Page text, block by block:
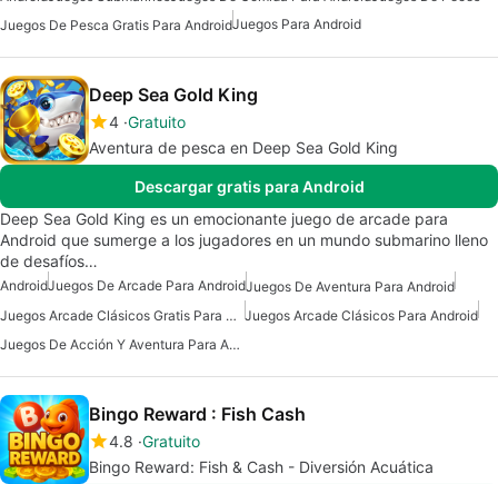
Juegos De Pesca Gratis Para AndroidJuegos Para Android
Deep Sea Gold King
4 Gratuito
Aventura de pesca en Deep Sea Gold King
Descargar gratis para Android
Deep Sea Gold King es un emocionante juego de arcade para
Android que sumerge a los jugadores en un mundo submarino lleno
de desafíos…
AndroidJuegos De Arcade Para AndroidJuegos De Aventura Para Android
Juegos Arcade Clásicos Gratis Para Android Juegos Arcade Clásicos Para Android
Juegos De Acción Y Aventura Para Android
Bingo Reward : Fish Cash
4.8 Gratuito
Bingo Reward: Fish & Cash - Diversión Acuática